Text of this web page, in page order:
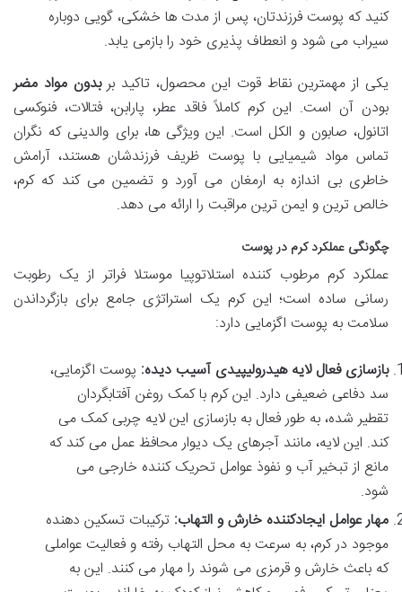
کنید که پوست فرزندتان، پس از مدت ها خشکی، گویی دوباره
سیراب می شود و انعطاف پذیری خود را بازمی یابد.
یکی از مهمترین نقاط قوت این محصول، تاکید بربدون مواد مضر
بودن آن است. این کرم کاملاً فاقد عطر، پارابن، فتالات، فنوکسی
اتانول، صابون و الکل است. این ویژگی ها، برای والدینی که نگران
تماس مواد شیمیایی با پوست ظریف فرزندشان هستند، آرامش
خاطری بی اندازه به ارمغان می آورد و تضمین می کند که کرم،
خالص ترین و ایمن ترین مراقبت را ارائه می دهد.
چگونگی عملکرد کرم در پوست
عملکرد کرم مرطوب کننده استلاتوپیا موستلا فراتر از یک رطوبت
رسانی ساده است؛ این کرم یک استراتژی جامع برای بازگرداندن
سلامت به پوست اگزمایی دارد:
بازسازی فعال لایه هیدرولیپیدی آسیب دیده: پوست اگزمایی،
سد دفاعی ضعیفی دارد. این کرم با کمک روغن آفتابگردان
تقطیر شده، به طور فعال به بازسازی این لایه چربی کمک می
کند. این لایه، مانند آجرهای یک دیوار محافظ عمل می کند که
مانع از تبخیر آب و نفوذ عوامل تحریک کننده خارجی می
شود.
مهار عوامل ایجادکننده خارش و التهاب: ترکیبات تسکین دهنده
موجود در کرم، به سرعت به محل التهاب رفته و فعالیت عواملی
که باعث خارش و قرمزی می شوند را مهار می کنند. این به